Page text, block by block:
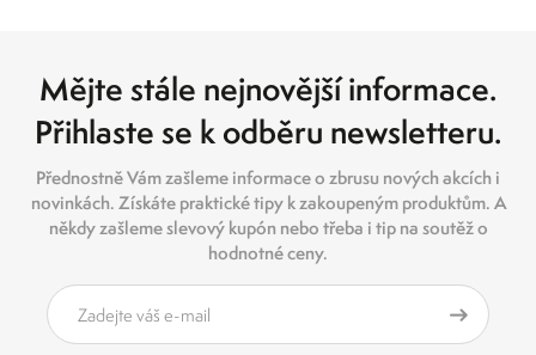
Mějte stále nejnovější informace.
Přihlaste se k odběru newsletteru.
Přednostně Vám zašleme informace o zbrusu nových akcích i
novinkách. Získáte praktické tipy k zakoupeným produktům. A
někdy zašleme slevový kupón nebo třeba i tip na soutěž o
hodnotné ceny.